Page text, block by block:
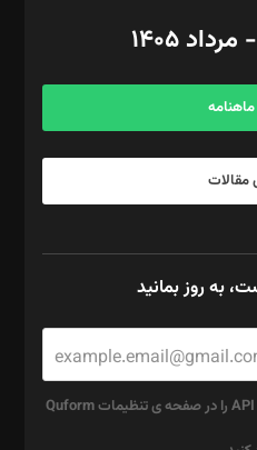
ماهنامه
مقالات
به روز بمانید
برای استفاده از ریکپچا بایستی کلید API را در صفحه ی تنظیمات Quform